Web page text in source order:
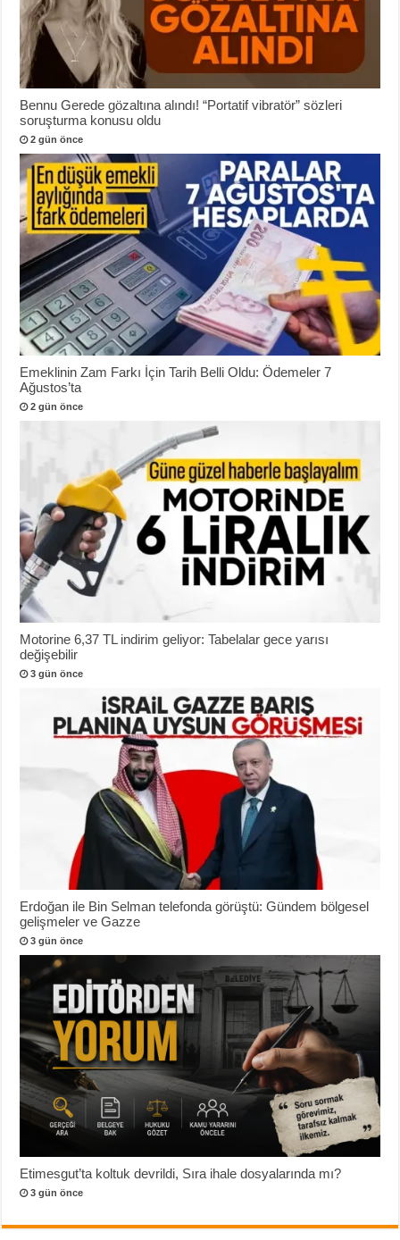
Bennu Gerede gözaltına alındı! “Portatif vibratör” sözleri
soruşturma konusu oldu
2 gün önce
Emeklinin Zam Farkı İçin Tarih Belli Oldu: Ödemeler 7
Ağustos’ta
2 gün önce
Motorine 6,37 TL indirim geliyor: Tabelalar gece yarısı
değişebilir
3 gün önce
Erdoğan ile Bin Selman telefonda görüştü: Gündem bölgesel
gelişmeler ve Gazze
3 gün önce
Etimesgut’ta koltuk devrildi, Sıra ihale dosyalarında mı?
3 gün önce